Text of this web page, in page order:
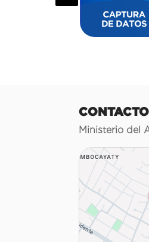
CONTACTO
Ministerio del